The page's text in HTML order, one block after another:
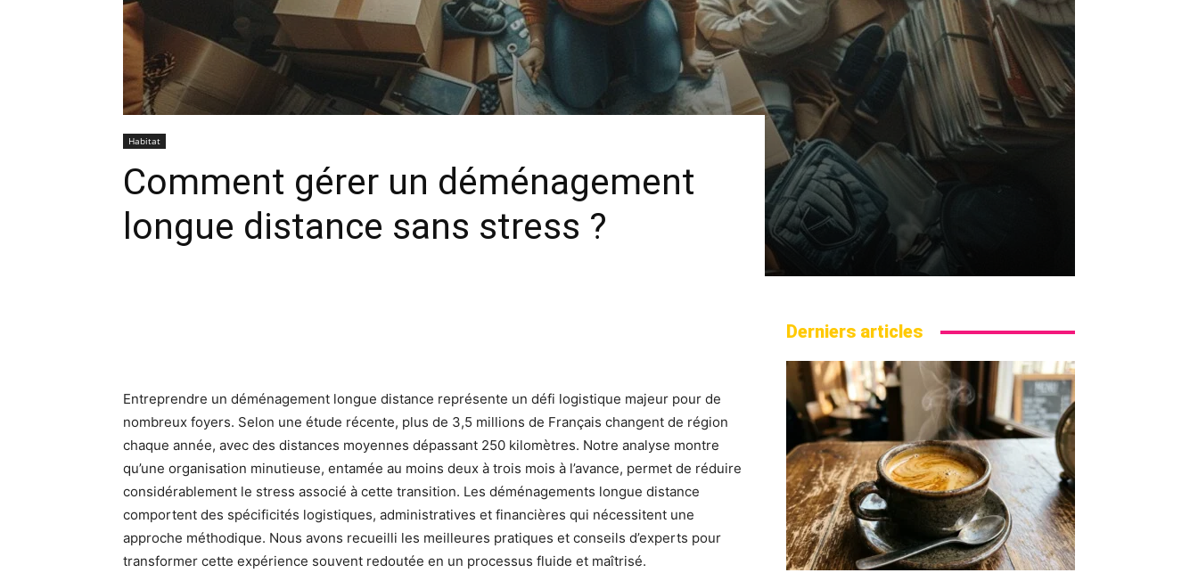
Habitat
Comment gérer un déménagement
longue distance sans stress ?
Entreprendre un déménagement longue distance représente un défi logistique majeur pour de
nombreux foyers. Selon une étude récente, plus de 3,5 millions de Français changent de région
chaque année, avec des distances moyennes dépassant 250 kilomètres. Notre analyse montre
qu’une organisation minutieuse, entamée au moins deux à trois mois à l’avance, permet de réduire
considérablement le stress associé à cette transition. Les déménagements longue distance
comportent des spécificités logistiques, administratives et financières qui nécessitent une
approche méthodique. Nous avons recueilli les meilleures pratiques et conseils d’experts pour
transformer cette expérience souvent redoutée en un processus fluide et maîtrisé.
Derniers articles